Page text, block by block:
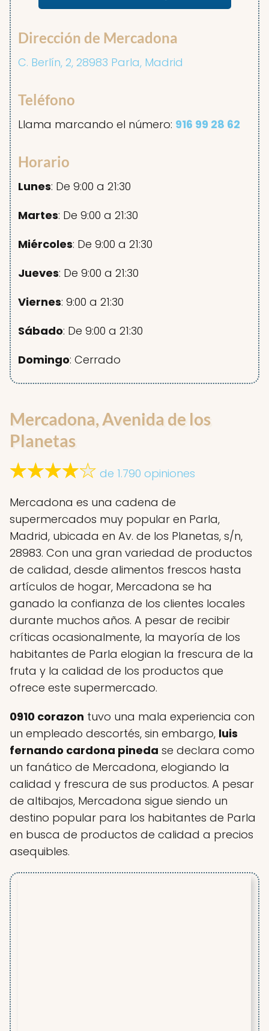
Dirección de Mercadona
C. Berlín, 2, 28983 Parla, Madrid
Teléfono
Llama marcando el número: 916 99 28 62
Horario
Lunes: De 9:00 a 21:30
Martes: De 9:00 a 21:30
Miércoles: De 9:00 a 21:30
Jueves: De 9:00 a 21:30
Viernes: 9:00 a 21:30
Sábado: De 9:00 a 21:30
Domingo: Cerrado
Mercadona, Avenida de los
Planetas
de 1.790 opiniones
Mercadona es una cadena de
supermercados muy popular en Parla,
Madrid, ubicada en Av. de los Planetas, s/n,
28983. Con una gran variedad de productos
de calidad, desde alimentos frescos hasta
artículos de hogar, Mercadona se ha
ganado la confianza de los clientes locales
durante muchos años. A pesar de recibir
críticas ocasionalmente, la mayoría de los
habitantes de Parla elogian la frescura de la
fruta y la calidad de los productos que
ofrece este supermercado.
0910 corazon tuvo una mala experiencia con
un empleado descortés, sin embargo, luis
fernando cardona pineda se declara como
un fanático de Mercadona, elogiando la
calidad y frescura de sus productos. A pesar
de altibajos, Mercadona sigue siendo un
destino popular para los habitantes de Parla
en busca de productos de calidad a precios
asequibles.